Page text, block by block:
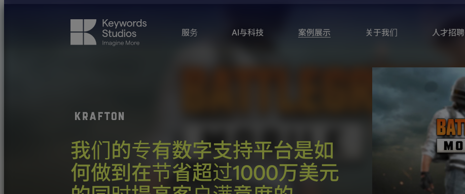
服务 AI与科技 案例展示 关于我们 人才招聘
我们的专有数字支持平台是如
何做到在节省超过1000万美元